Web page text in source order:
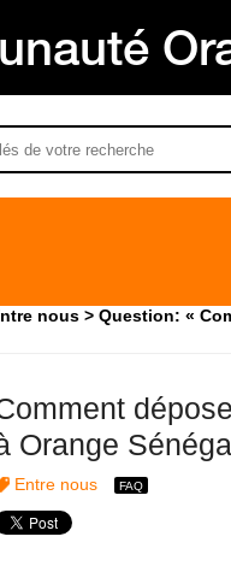
nous Question: «
Orange
Entre nous